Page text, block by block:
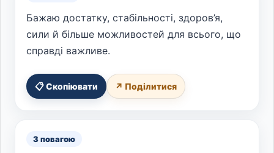
Бажаю достатку, стабільності, здоров’я,
сили й більше можливостей для всього, що
справді важливе.
📋 Скопіювати ↗ Поділитися
З повагою